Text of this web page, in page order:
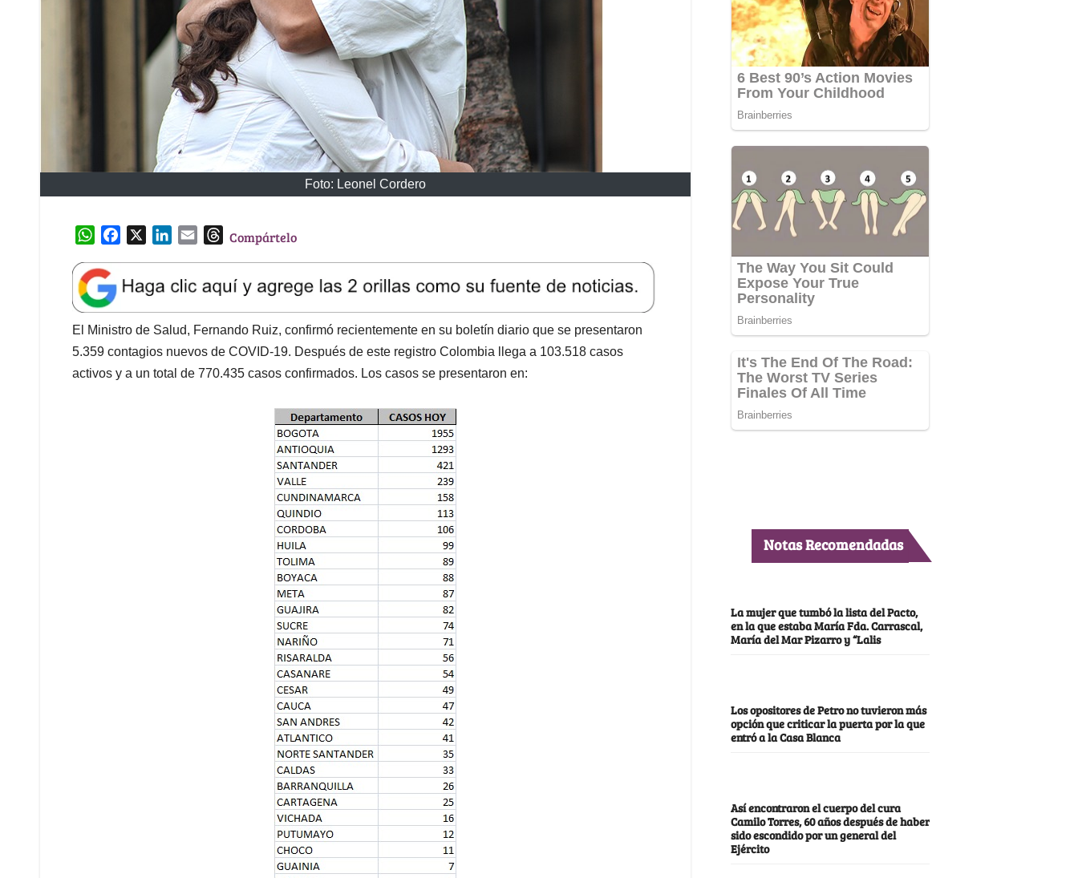
Foto: Leonel Cordero
W
a
t
s
A
p
p
e
b
o
o
k
k
e
d
I
n
l
T
e
a
d
s
Compártelo
El Ministro de Salud, Fernando Ruiz, confirmó recientemente en su boletín diario que se presentaron
5.359 contagios nuevos de COVID-19. Después de este registro Colombia llega a 103.518 casos
activos y a un total de 770.435 casos confirmados. Los casos se presentaron en:
Notas Recomendadas
La mujer que tumbó la lista del Pacto,
en la que estaba María Fda. Carrascal,
María del Mar Pizarro y “Lalis
Los opositores de Petro no tuvieron más
opción que criticar la puerta por la que
entró a la Casa Blanca
Así encontraron el cuerpo del cura
Camilo Torres, 60 años después de haber
sido escondido por un general del
Ejército